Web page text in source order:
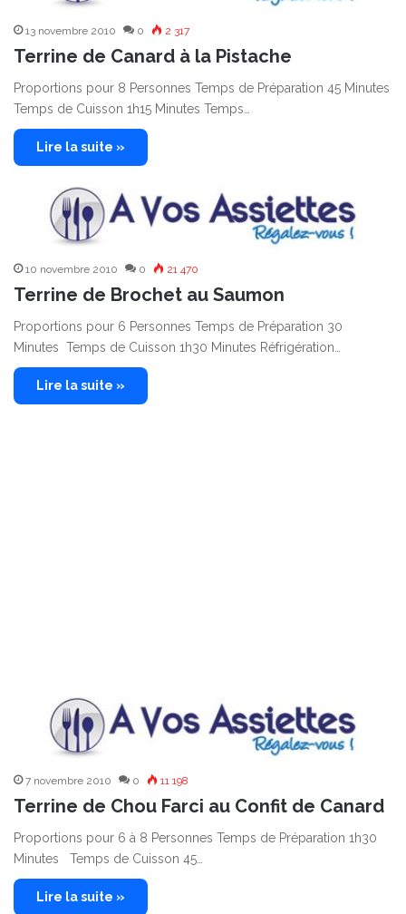
13 novembre 2010 0 2 317
Terrine de Canard à la Pistache
Proportions pour 8 Personnes Temps de Préparation 45 Minutes
Temps de Cuisson 1h15 Minutes Temps…
Lire la suite »
10 novembre 2010 0 21 470
Terrine de Brochet au Saumon
Proportions pour 6 Personnes Temps de Préparation 30
Minutes Temps de Cuisson 1h30 Minutes Réfrigération…
Lire la suite »
7 novembre 2010 0 11 198
Terrine de Chou Farci au Confit de Canard
Proportions pour 6 à 8 Personnes Temps de Préparation 1h30
Minutes Temps de Cuisson 45…
Lire la suite »